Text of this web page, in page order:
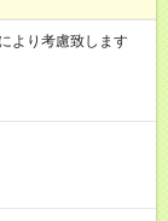
より考慮致します